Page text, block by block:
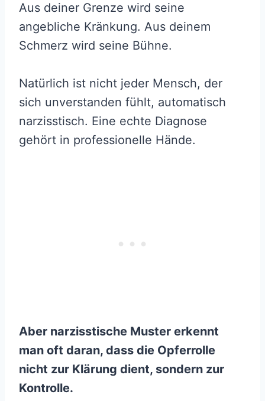
Aus deiner Grenze wird seine
angebliche Kränkung. Aus deinem
Schmerz wird seine Bühne.
Natürlich ist nicht jeder Mensch, der
sich unverstanden fühlt, automatisch
narzisstisch. Eine echte Diagnose
gehört in professionelle Hände.
Aber narzisstische Muster erkennt
man oft daran, dass die Opferrolle
nicht zur Klärung dient, sondern zur
Kontrolle.